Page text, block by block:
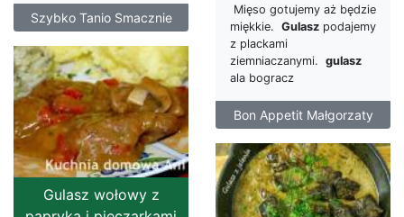
Szybko Tanio Smacznie
Mięso gotujemy aż będzie
miękkie. Gulasz podajemy
z plackami
ziemniaczanymi. gulasz
ala bogracz
Bon Appetit Małgorzaty
Gulasz wołowy z